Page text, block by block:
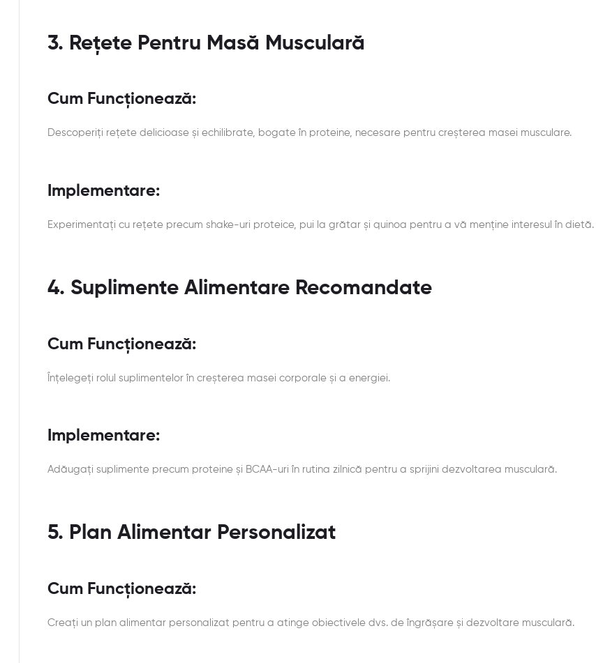
3. Rețete Pentru Masă Musculară
Cum Funcționează:
Descoperiți rețete delicioase și echilibrate, bogate în proteine, necesare pentru creșterea masei musculare.
Implementare:
Experimentați cu rețete precum shake-uri proteice, pui la grătar și quinoa pentru a vă menține interesul în dietă.
4. Suplimente Alimentare Recomandate
Cum Funcționează:
Înțelegeți rolul suplimentelor în creșterea masei corporale și a energiei.
Implementare:
Adăugați suplimente precum proteine ​​și BCAA-uri în rutina zilnică pentru a sprijini dezvoltarea musculară.
5. Plan Alimentar Personalizat
Cum Funcționează:
Creați un plan alimentar personalizat pentru a atinge obiectivele dvs. de îngrășare și dezvoltare musculară.